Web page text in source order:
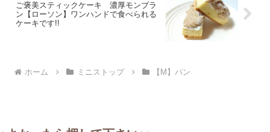
ご褒美スティックケーキ 濃厚モンブラ
ン【ローソン】ワンハンドで食べられる
ケーキです!!
ホーム ミニストップ 【M】パン